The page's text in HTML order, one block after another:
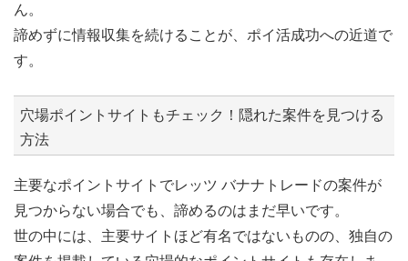
ん。
諦めずに情報収集を続けることが、ポイ活成功への近道で
す。
穴場ポイントサイトもチェック！隠れた案件を見つける
方法
主要なポイントサイトでレッツ バナナトレードの案件が
見つからない場合でも、諦めるのはまだ早いです。
世の中には、主要サイトほど有名ではないものの、独自の